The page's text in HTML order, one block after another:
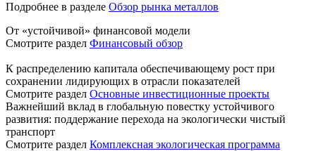
Подробнее в разделе Обзор рынка металлов
От «устойчивой» финансовой модели
Смотрите раздел Финансовый обзор
К распределению капитала обеспечивающему рост при
сохранении лидирующих в отрасли показателей
Смотрите раздел Основные инвестиционные проекты
Важнейший вклад в глобальную повестку устойчивого
развития: поддержание перехода на экологически чистый
транспорт
Смотрите раздел Комплексная экологическая программа